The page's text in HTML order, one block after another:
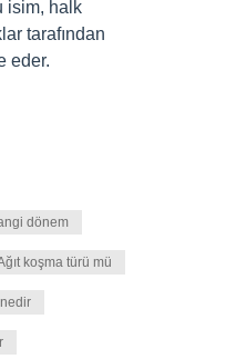
isim, halk
tarafından
eder.
dönem
koşma türü mü